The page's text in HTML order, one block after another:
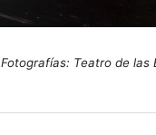
Fotografías: Teatro de las